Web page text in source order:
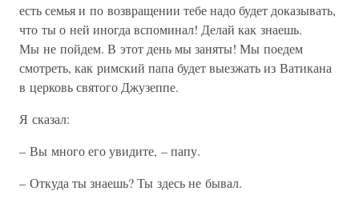
есть семья и по возвращении тебе надо будет доказывать,
что ты о ней иногда вспоминал! Делай как знаешь.
Мы не пойдем. В этот день мы заняты! Мы поедем
смотреть, как римский папа будет выезжать из Ватикана
в церковь святого Джузеппе.
Я сказал:
– Вы много его увидите, – папу.
– Откуда ты знаешь? Ты здесь не бывал.